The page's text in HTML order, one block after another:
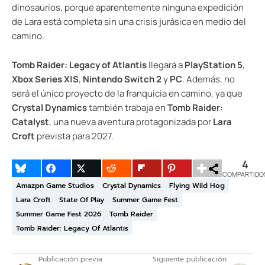
dinosaurios, porque aparentemente ninguna expedición
de Lara está completa sin una crisis jurásica en medio del
camino.
Tomb Raider: Legacy of Atlantisllegará aPlayStation 5,
Xbox Series X|S, Nintendo Switch 2yPC. Además, no
será el único proyecto de la franquicia en camino, ya que
Crystal Dynamicstambién trabaja enTomb Raider:
Catalyst, una nueva aventura protagonizada porLara
Croft prevista para 2027.
4
Amazpn Game Studios Crystal Dynamics
Flying Wild Hog
Lara Croft
State Of Play
Summer Game Fest
Summer Game Fest 2026
Tomb Raider
Tomb Raider: Legacy Of Atlantis
Publicación previa Siguiente publicación